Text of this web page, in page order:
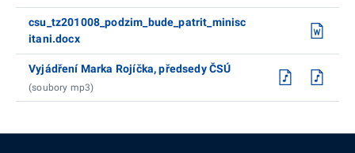
csu_tz201008_podzim_bude_patrit_minisc
itani.docx
Vyjádření Marka Rojíčka, předsedy ČSÚ
(soubory mp3)